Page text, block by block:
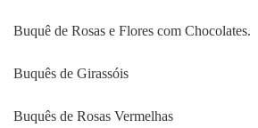
Buquê de Rosas e Flores com Chocolates.
Buquês de Girassóis
Buquês de Rosas Vermelhas